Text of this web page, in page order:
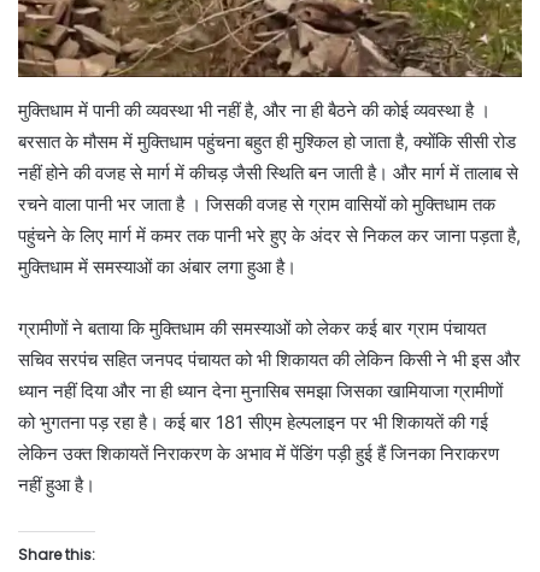
मुक्तिधाम में पानी की व्यवस्था भी नहीं है, और ना ही बैठने की कोई व्यवस्था है ।
बरसात के मौसम में मुक्तिधाम पहुंचना बहुत ही मुश्किल हो जाता है, क्योंकि सीसी रोड
नहीं होने की वजह से मार्ग में कीचड़ जैसी स्थिति बन जाती है। और मार्ग में तालाब से
रचने वाला पानी भर जाता है । जिसकी वजह से ग्राम वासियों को मुक्तिधाम तक
पहुंचने के लिए मार्ग में कमर तक पानी भरे हुए के अंदर से निकल कर जाना पड़ता है,
मुक्तिधाम में समस्याओं का अंबार लगा हुआ है।
ग्रामीणों ने बताया कि मुक्तिधाम की समस्याओं को लेकर कई बार ग्राम पंचायत
सचिव सरपंच सहित जनपद पंचायत को भी शिकायत की लेकिन किसी ने भी इस और
ध्यान नहीं दिया और ना ही ध्यान देना मुनासिब समझा जिसका खामियाजा ग्रामीणों
को भुगतना पड़ रहा है। कई बार 181 सीएम हेल्पलाइन पर भी शिकायतें की गई
लेकिन उक्त शिकायतें निराकरण के अभाव में पेंडिंग पड़ी हुई हैं जिनका निराकरण
नहीं हुआ है।
Share this: